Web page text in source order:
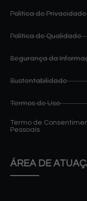
Política de Privacidade
Política de Qualidade
Segurança da
Sustentabilidade
Termos de Uso
Termo de
Pessoais
ÁREA DE